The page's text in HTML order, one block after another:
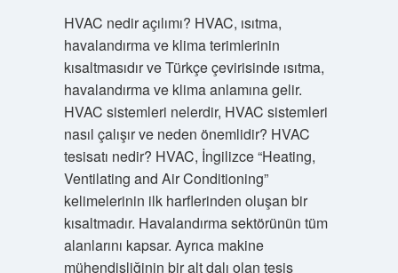
HVAC nedir açılımı? HVAC, ısıtma,
havalandırma ve klima terimlerinin
kısaltmasıdır ve Türkçe çevirisinde ısıtma,
havalandırma ve klima anlamına gelir.
HVAC sistemleri nelerdir, HVAC sistemleri
nasıl çalışır ve neden önemlidir? HVAC
tesisatı nedir? HVAC, İngilizce “Heating,
Ventilating and Air Conditioning”
kelimelerinin ilk harflerinden oluşan bir
kısaltmadır. Havalandırma sektörünün tüm
alanlarını kapsar. Ayrıca makine
mühendisliğinin bir alt dalı olan tesis